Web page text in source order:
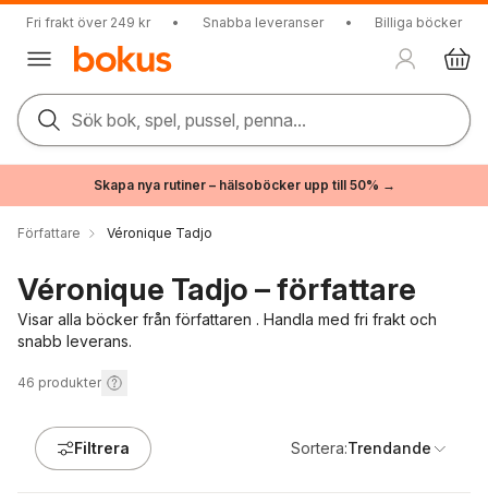
Fri frakt över 249 kr • Snabba leveranser • Billiga böcker
Sök bok, spel, pussel, penna...
Skapa nya rutiner – hälsoböcker upp till 50% →
Författare Véronique Tadjo
Véronique Tadjo – författare
Visar alla böcker från författaren . Handla med fri frakt och
snabb leverans.
46 produkter
Filtrera Sortera:Trendande